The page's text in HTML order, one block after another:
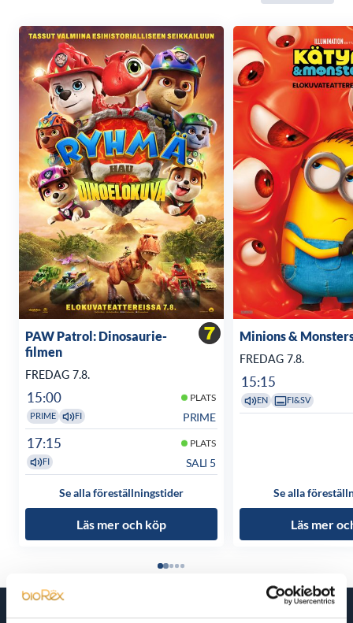
PAW Patrol: Dinosaurie-
filmen
FREDAG 7.8.
15:00 PLATS
PRIME FI PRIME
17:15 PLATS
FI SALI 5
Se alla föreställningstider
Läs mer och köp
Minions &
FREDAG 7.8.
15:15
EN FI&SV
Se alla
Läs mer